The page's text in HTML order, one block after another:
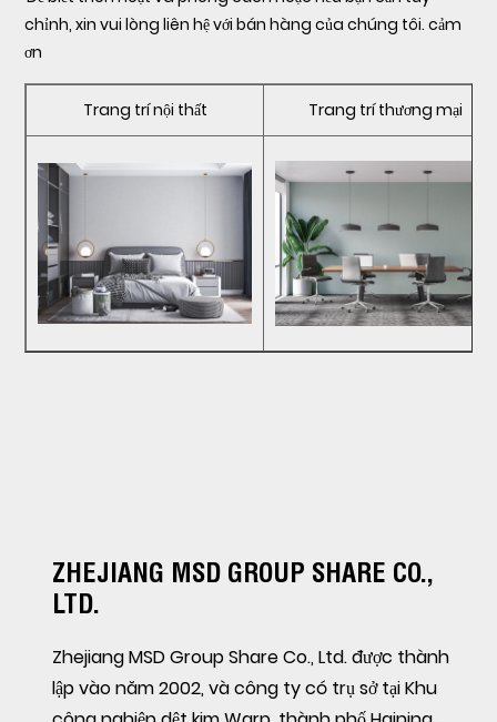
chỉnh, xin vui lòng liên hệ với bán hàng của chúng tôi. cảm
ơn
Trang trí nội thất Trang trí thương mại
ZHEJIANG MSD GROUP SHARE CO.,
LTD.
Zhejiang MSD Group Share Co., Ltd. được thành
lập vào năm 2002, và công ty có trụ sở tại Khu